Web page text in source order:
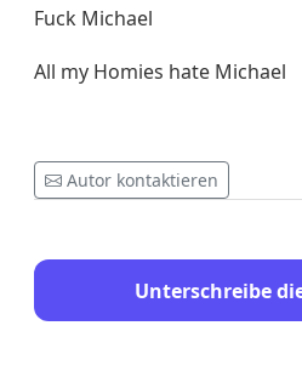
Fuck Michael
All my Homies hate Michael
Autor kontaktieren
Unterschreibe